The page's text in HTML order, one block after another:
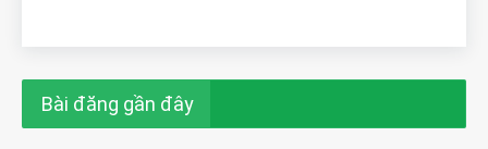
Bài đăng gần đây